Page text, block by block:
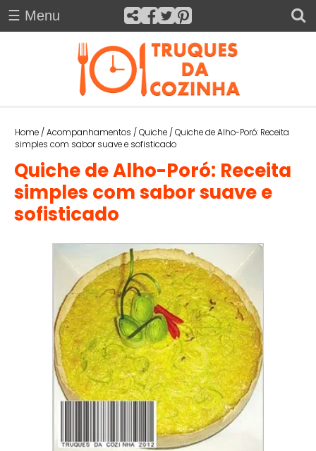
C
O
M
P
A
☰ Menu
Home/Acompanhamentos /Quiche/Quiche de Alho-Poró: Receita
simples com sabor suave e sofisticado
Quiche de Alho-Poró: Receita
simples com sabor suave e
sofisticado